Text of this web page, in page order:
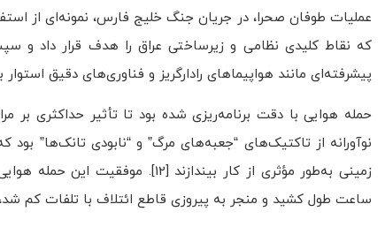
عملیات طوفان صحرا، در جریان جنگ خلیج فارس، نمونه‌ای از
پیشرفته‌ای مانند هواپیماهای رادارگریز و فناوری‌های دقیق استوار بود که از میانه دهه
نوآورانه از تاکتیک‌های “جعبه‌های مرگ” و “نابودی تانک‌ها”
ساعت طول کشید و منجر به پیروزی قاطع ائتلاف با تلفات کم شد،